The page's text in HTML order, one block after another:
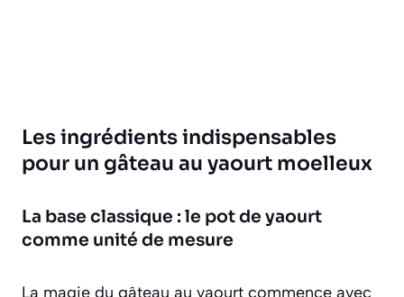
Les ingrédients indispensables
pour un gâteau au yaourt moelleux
La base classique : le pot de yaourt
comme unité de mesure
La magie du gâteau au yaourt commence avec